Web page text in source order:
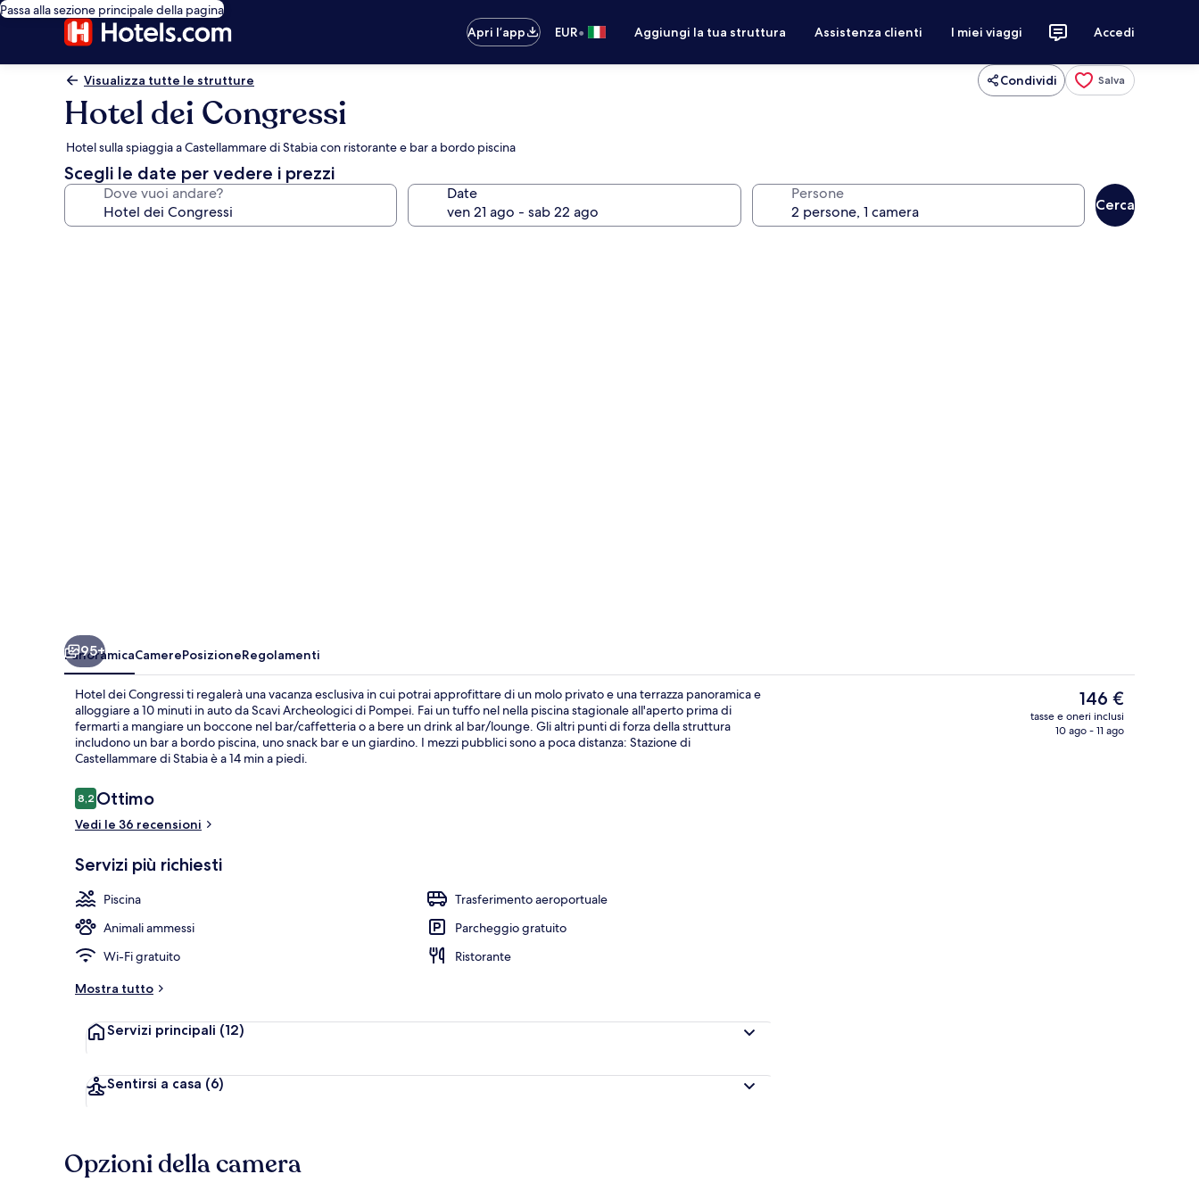
Passa alla sezione principale della pagina
Apri l’app
EUR• Aggiungi la tua struttura Assistenza clienti I miei viaggi Accedi
Visualizza tutte le strutture Condividi Salva
Hotel dei Congressi
Hotel sulla spiaggia a Castellammare di Stabia con ristorante e bar a bordo piscina
Scegli le date per vedere i prezzi
Dove vuoi andare? Date Persone
Cerca
95+
PanoramicaCamerePosizioneRegolamenti
Hotel dei Congressi ti regalerà una vacanza esclusiva in cui potrai approfittare di un molo privato e una terrazza panoramica e
alloggiare a 10 minuti in auto da Scavi Archeologici di Pompei. Fai un tuffo nel nella piscina stagionale all'aperto prima di
fermarti a mangiare un boccone nel bar/caffetteria o a bere un drink al bar/lounge. Gli altri punti di forza della struttura
includono un bar a bordo piscina, uno snack bar e un giardino. I mezzi pubblici sono a poca distanza: Stazione di
Castellammare di Stabia è a 14 min a piedi.
Recensioni
8,28,2 su 10
Ottimo
Vedi le 36 recensioni
Servizi più richiesti
Piscina
Trasferimento aeroportuale
Animali ammessi
Parcheggio gratuito
Wi-Fi gratuito
Ristorante
Mostra tutto
Servizi principali (12)
Sentirsi a casa (6)
Il
prezzo
attuale
146 €
tasse e oneri inclusi
10 ago - 11 ago
Opzioni della camera